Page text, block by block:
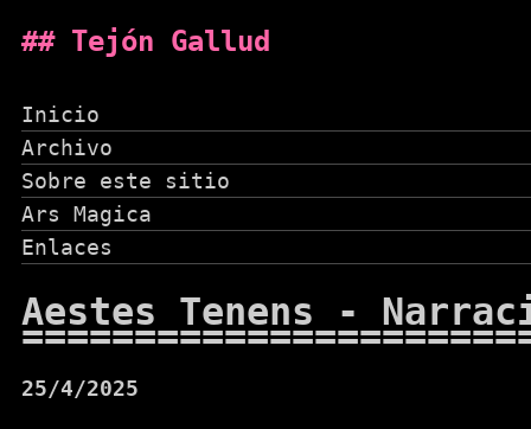
Tejón Gallud
Inicio
Archivo
Sobre este sitio
Ars Magica
Enlaces
Aestes Tenens -
25/4/2025